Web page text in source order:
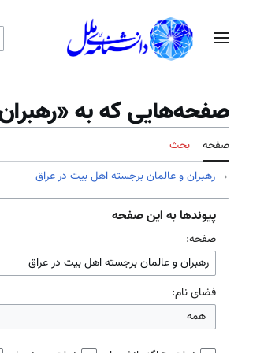
منوی اصلی
صفحه‌هایی که به
صفحه
بحث
→ رهبران و عالمان برجسته اهل بیت در عراق
پیوندها به این صفحه
صفحه:
فضای نام:
همه